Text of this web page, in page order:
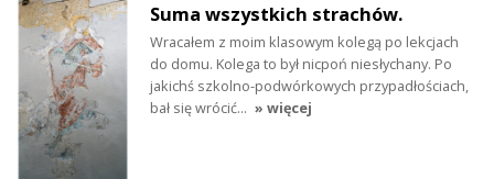
Suma wszystkich strachów.
Wracałem z moim klasowym kolegą po lekcjach
do domu. Kolega to był nicpoń niesłychany. Po
jakichś szkolno-podwórkowych przypadłościach,
bał się wrócić… » więcej